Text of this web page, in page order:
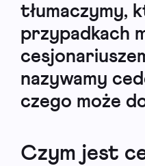
tłumaczymy,
przypadkach
nazywamy
czego może
Czym jest